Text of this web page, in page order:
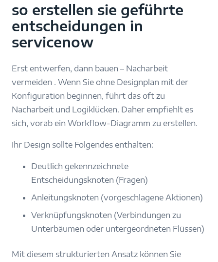
so erstellen sie geführte
entscheidungen in
servicenow
Erst entwerfen, dann bauen – Nacharbeit
vermeiden . Wenn Sie ohne Designplan mit der
Konfiguration beginnen, führt das oft zu
Nacharbeit und Logiklücken. Daher empfiehlt es
sich, vorab ein Workflow-Diagramm zu erstellen.
Ihr Design sollte Folgendes enthalten:
Deutlich gekennzeichnete
Entscheidungsknoten (Fragen)
Anleitungsknoten (vorgeschlagene Aktionen)
Verknüpfungsknoten (Verbindungen zu
Unterbäumen oder untergeordneten Flüssen)
Mit diesem strukturierten Ansatz können Sie